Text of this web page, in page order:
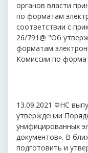
органов власти
по форматам
соответствии с
26/791@ "Об
форматам
Комиссии по
13.09.2021 ФНС
утверждении
унифицированных
документов». В
подготовить и